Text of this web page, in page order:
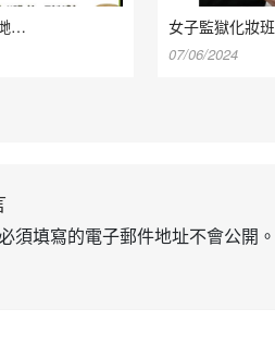
… 女子監獄化妝班
07/06/2024
須填寫的電子郵件地址不會公開。